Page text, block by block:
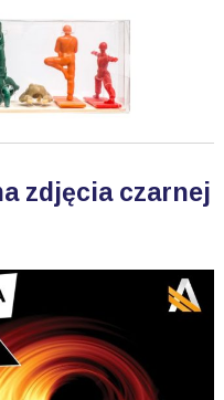
zdjęcia czarnej